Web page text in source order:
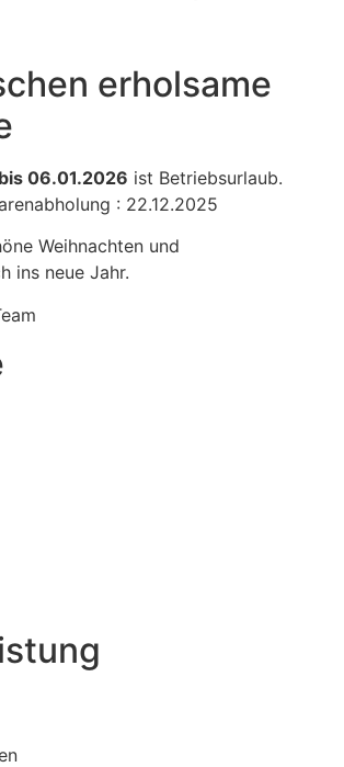
erholsame
06.01.2026 ist Betriebsurlaub.
: 22.12.2025
Weihnachten und
ins neue Jahr.